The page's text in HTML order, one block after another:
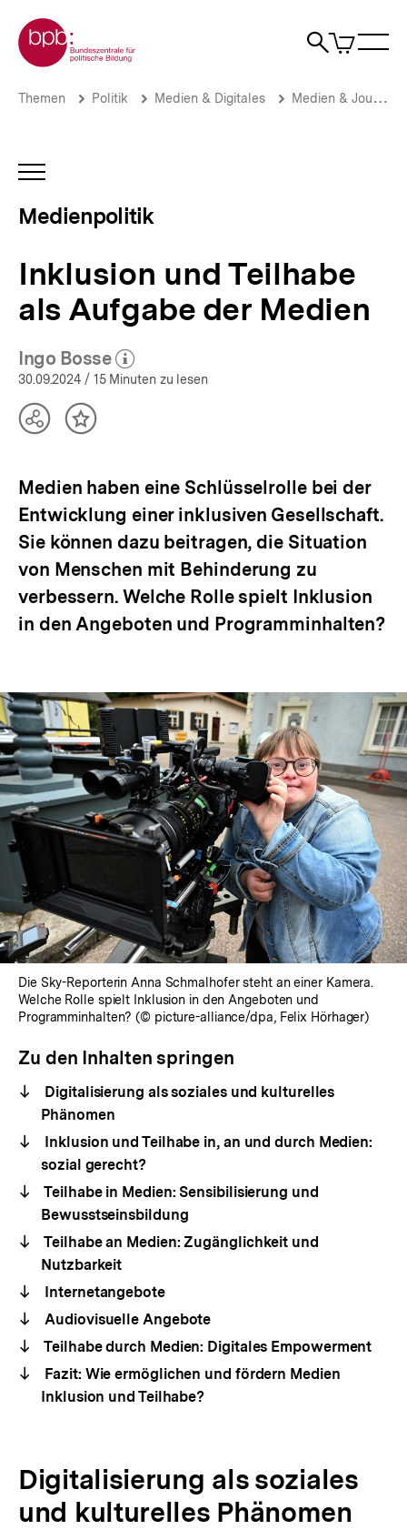
zum
Seiteninhalt
springen
Zur Startseite der bpb
Suche
Artikel
im
Inklusion
Aufgabe
der
bpb.de
Brotkrümelnavigation
Pfadnavigation
Themen Politik Medien & Digitales Medien & Journalismus
INHALTSNAVIGATION
Medienpolitik
Inklusion und Teilhabe
als Aufgabe der Medien
Ingo Bosse
(Mehr zum Autor)
öffnen
30.09.2024 / 15 Minuten zu lesen
TeilenInhalt
Medien haben eine Schlüsselrolle bei der
Entwicklung einer inklusiven Gesellschaft.
Sie können dazu beitragen, die Situation
von Menschen mit Behinderung zu
verbessern. Welche Rolle spielt Inklusion
in den Angeboten und Programminhalten?
Die Sky-Reporterin Anna Schmalhofer steht an einer Kamera.
Welche Rolle spielt Inklusion in den Angeboten und
Programminhalten? (© picture-alliance/dpa, Felix Hörhager)
Zu den Inhalten springen
Digitalisierung als soziales und kulturelles
Phänomen
Inklusion und Teilhabe in, an und durch Medien:
sozial gerecht?
Teilhabe in Medien: Sensibilisierung und
Bewusstseinsbildung
Teilhabe an Medien: Zugänglichkeit und
Nutzbarkeit
Internetangebote
Audiovisuelle Angebote
Teilhabe durch Medien: Digitales Empowerment
Fazit: Wie ermöglichen und fördern Medien
Inklusion und Teilhabe?
Digitalisierung als soziales
und kulturelles Phänomen